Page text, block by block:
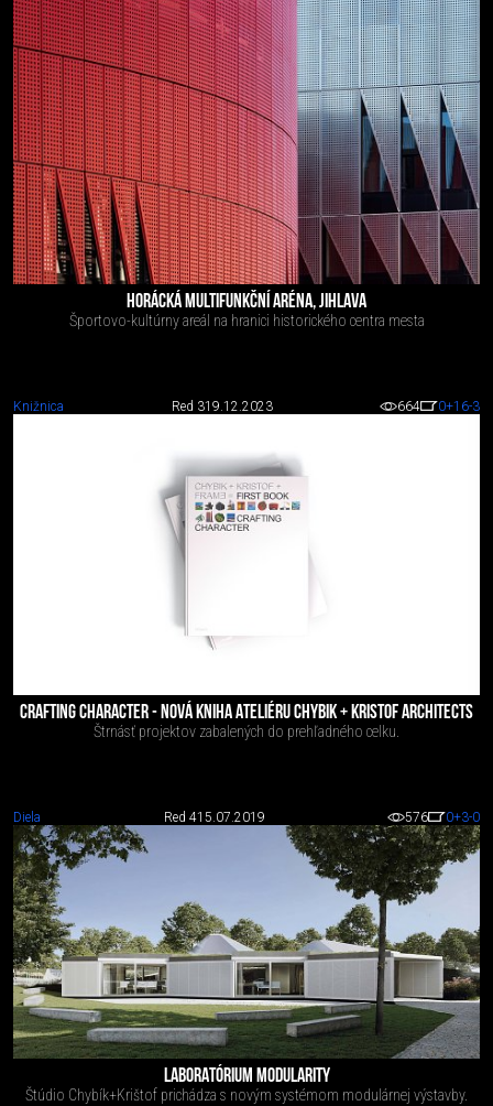
HORÁCKÁ MULTIFUNKČNÍ ARÉNA, JIHLAVA
Športovo-kultúrny areál na hranici historického centra mesta
Knižnica Red 319.12.2023 664 0+16-3
CRAFTING CHARACTER - NOVÁ KNIHA ATELIÉRU CHYBIK + KRISTOF ARCHITECTS
Štrnásť projektov zabalených do prehľadného celku.
Diela Red 415.07.2019 576 0+3-0
LABORATÓRIUM MODULARITY
Štúdio Chybík+Krištof prichádza s novým systémom modulárnej výstavby.